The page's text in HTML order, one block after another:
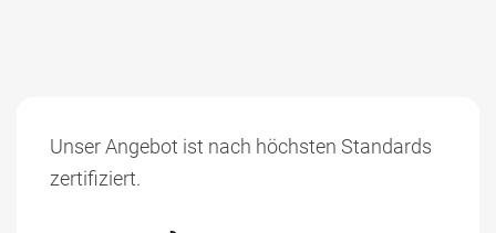
Unser Angebot ist nach höchsten Standards
zertifiziert.